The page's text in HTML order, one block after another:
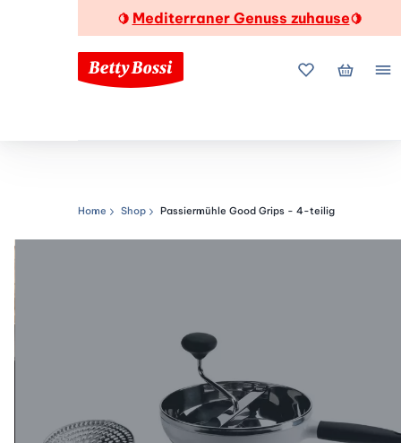
🍋 Mediterraner Genuss zuhause🍋
MeineMein
Navigationspfad
Home Shop Passiermühle Good Grips - 4-teilig